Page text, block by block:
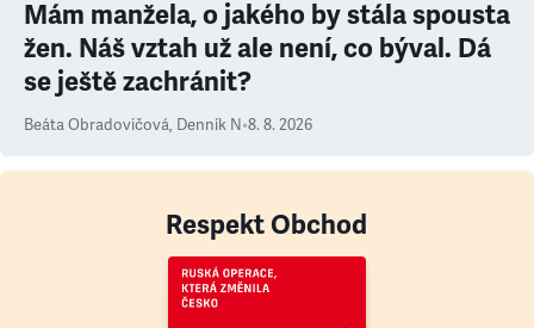
Mám manžela, o jakého by stála spousta
žen. Náš vztah už ale není, co býval. Dá
se ještě zachránit?
Beáta Obradovičová, Denník N•8. 8. 2026
Respekt Obchod